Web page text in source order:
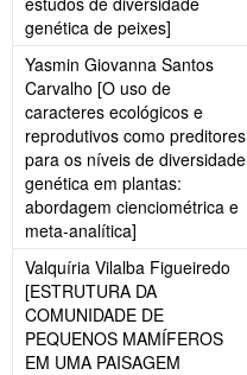
genética de peixes]
Yasmin Giovanna Santos
Carvalho [O uso de
caracteres ecológicos e
reprodutivos como preditores
para os níveis de diversidade
genética em plantas:
abordagem cienciométrica e
meta-analítica]
Valquíria Vilalba Figueiredo
[ESTRUTURA DA
COMUNIDADE DE
PEQUENOS MAMÍFEROS
EM UMA PAISAGEM